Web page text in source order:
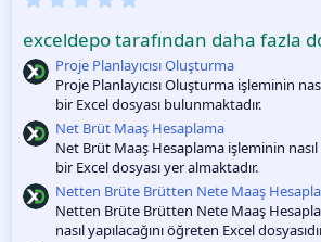
0
O
y
l
a
m
a
exceldepo tarafından daha fazla
Proje Planlayıcısı Oluşturma
Proje Planlayıcısı Oluşturma işleminin
bir Excel dosyası bulunmaktadır.
Net Brüt Maaş Hesaplama
Net Brüt Maaş Hesaplama işleminin nasıl
bir Excel dosyası yer almaktadır.
Netten Brüte Brütten Nete Maaş
Netten Brüte Brütten Nete Maaş
nasıl yapılacağını öğreten Excel